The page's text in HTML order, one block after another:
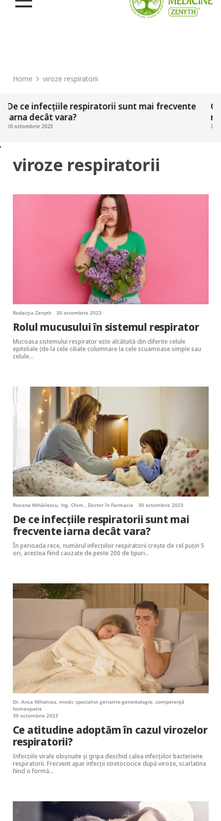
Home viroze respiratorii
infecțiile respiratorii sunt mai frecvente
decât vara?
2023
Ce
30
viroze respiratorii
Redacția Zenyth 30 octombrie 2023
Rolul mucusului în sistemul respirator
Mucoasa sistemului respirator este alcătuită din diferite celule
epiteliale (de la cele ciliate columnare la cele scuamoase simple sau
celule…
Roxana Mihăilescu, Ing. Chim., Doctor în Farmacie 30 octombrie 2023
De ce infecțiile respiratorii sunt mai
frecvente iarna decât vara?
În perioada rece, numărul infecțiilor respiratorii crește de cel puțin 5
ori, acestea fiind cauzate de peste 200 de tipuri…
Dr. Anca Mihalcea, medic specialist geriatrie-gerontologie, competență
homeopatie
30 octombrie 2023
Ce atitudine adoptăm în cazul virozelor
respiratorii?
Infecțiile virale obișnuite și gripa deschid calea infecțiilor bacteriene
respiratorii. Frecvent apar infecții stretococice după viroze, scarlatina
fiind o formă…